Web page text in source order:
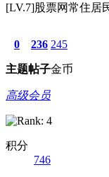
[LV.7]股票网常住居
0
主题
236
帖子
245
金币
高级会员
积分
746